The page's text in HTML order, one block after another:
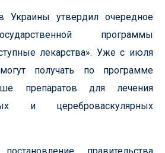
Украины утвердил очередное
программы
лекарства». Уже с июля
получать по программе
препаратов для лечения
и цереброваскулярных